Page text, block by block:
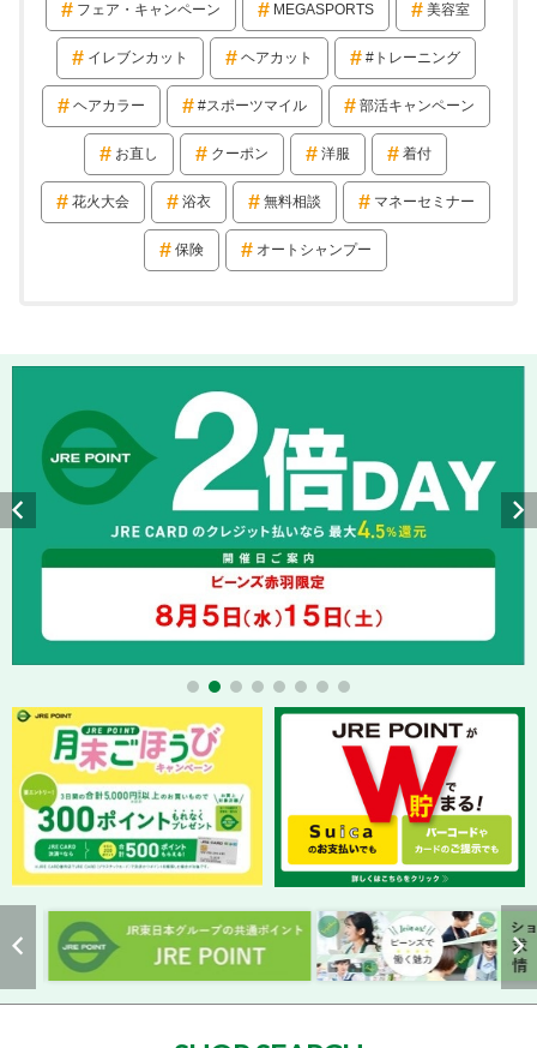
フェア・キャンペーン MEGASPORTS 美容室
イレブンカット ヘアカット #トレーニング
ヘアカラー #スポーツマイル 部活キャンペーン
お直し クーポン 洋服 着付
花火大会 浴衣 無料相談 マネーセミナー
保険 オートシャンプー